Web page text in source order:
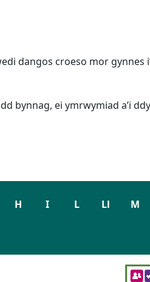
dangos croeso mor gynnes
bynnag, ei ymrwymiad a’i
H I L Ll M